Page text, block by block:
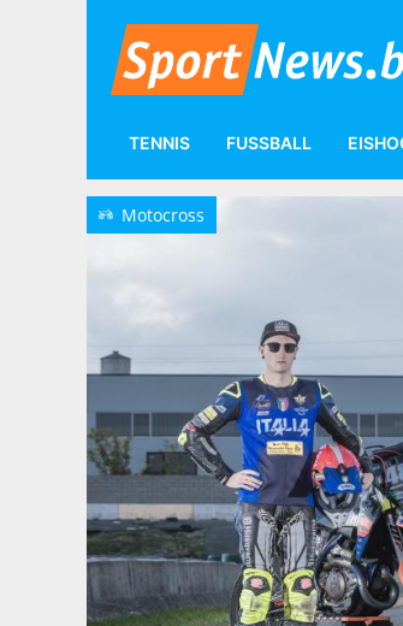
TENNIS FUSSBALL
r Motocross